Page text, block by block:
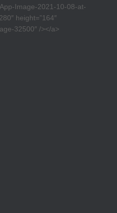
Image-2021-10-08-at-
height=”164″
32500″ /></a>